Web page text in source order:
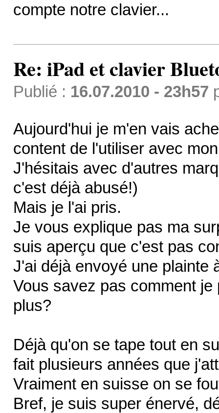
compte notre clavier...
Re: iPad et clavier
Publié : 16.07.2010 - 23h57
Aujourd'hui je m'en vais
content de l'utiliser avec
J'hésitais avec d'autres
c'est déjà abusé!)
Mais je l'ai pris.
Je vous explique pas ma
suis aperçu que c'est pas
J'ai déjà envoyé une plainte
Vous savez pas comment
plus?
Déjà qu'on se tape tout en
fait plusieurs années que
Vraiment en suisse on se
Bref, je suis super énervé,